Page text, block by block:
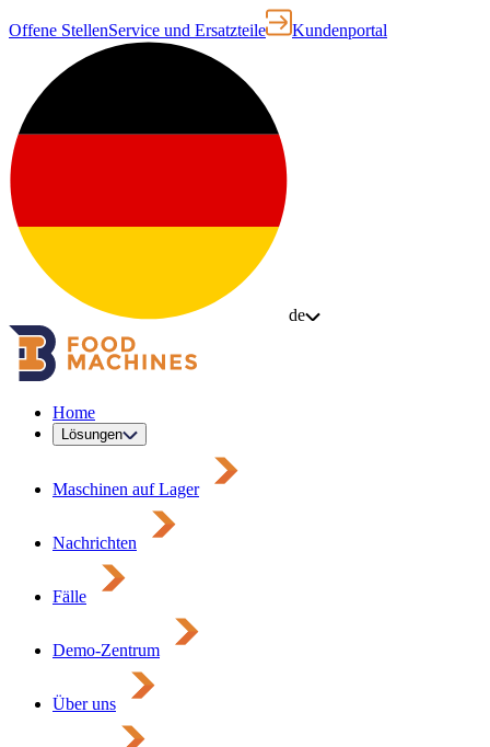
Offene StellenService und Ersatzteile Kundenportal
de
Home
Lösungen
Maschinen auf Lager
Nachrichten
Fälle
Demo-Zentrum
Über uns